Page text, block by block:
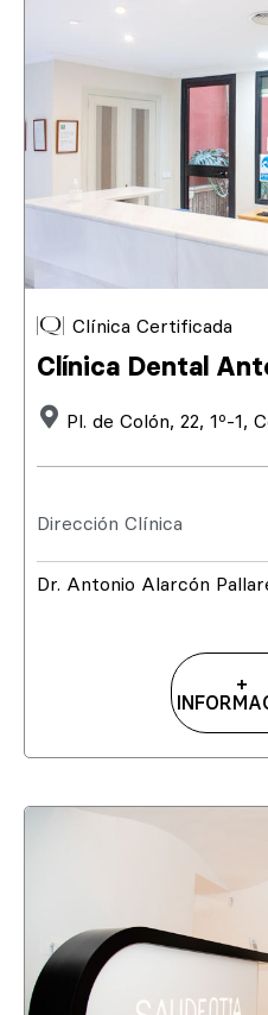
Clínica Certificada
Clínica Dental
Pl. de Colón, 22, 1º-1,
Dirección Clínica
Dr. Antonio Alarcón
+